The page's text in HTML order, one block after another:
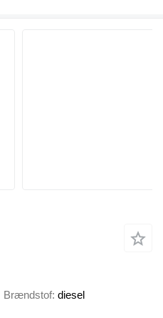
Brændstof diesel